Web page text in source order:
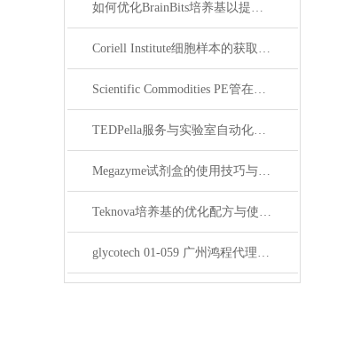
如何优化BrainBits培养基以提高实验效果？
Coriell Institute细胞样本的获取与应用指南
Scientific Commodities PE管在环保实验中的作用
TEDPella服务与实验室自动化设备的整合
Megazyme试剂盒的使用技巧与实验优化方法
Teknova培养基的优化配方与使用技巧
glycotech 01-059 广州鸿程代理：开启糖生物学研究新征程